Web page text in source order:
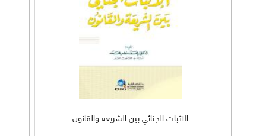
الاثبات الجنائي بين الشريعة والقانون